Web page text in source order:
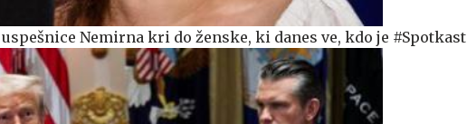
uspešnice Nemirna kri do ženske, ki danes ve, kdo je #Spotkast